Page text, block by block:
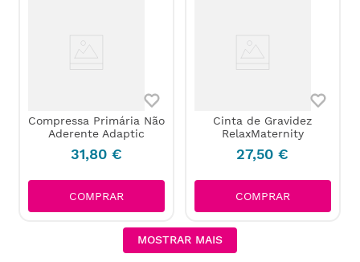
Compressa Primária Não
Aderente Adaptic
31,80 €
COMPRAR
Cinta de Gravidez
RelaxMaternity
27,50 €
COMPRAR
MOSTRAR MAIS